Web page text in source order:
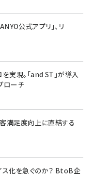
公式アプリ」、リ
実現。「and ST」が導入
ローチ
満足度向上に直結する
ス化を急ぐのか？ BtoB企